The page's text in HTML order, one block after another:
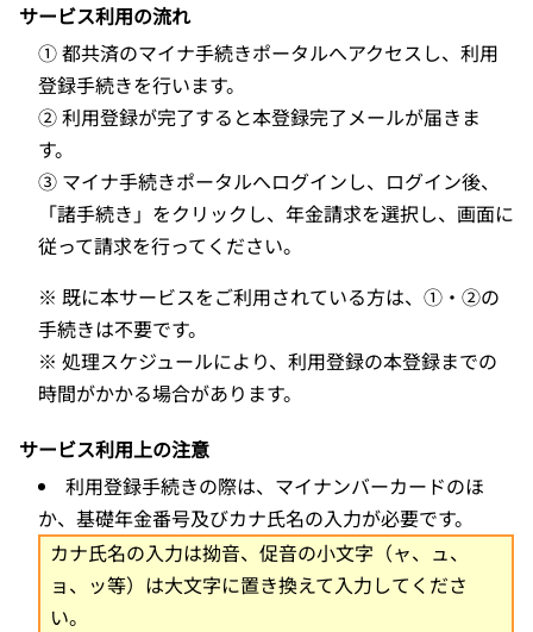
サービス利用の流れ
① 都共済のマイナ手続きポータルへアクセスし、利用
登録手続きを行います。
② 利用登録が完了すると本登録完了メールが届きま
す。
③ マイナ手続きポータルへログインし、ログイン後、
「諸手続き」をクリックし、年金請求を選択し、画面に
従って請求を行ってください。
※ 既に本サービスをご利用されている方は、①・②の
手続きは不要です。
※ 処理スケジュールにより、利用登録の本登録までの
時間がかかる場合があります。
サービス利用上の注意
利用登録手続きの際は、マイナンバーカードのほ
か、基礎年金番号及びカナ氏名の入力が必要です。
カナ氏名の入力は拗音、促音の小文字（ャ、ュ、
ョ、ッ等）は大文字に置き換えて入力してくださ
い。